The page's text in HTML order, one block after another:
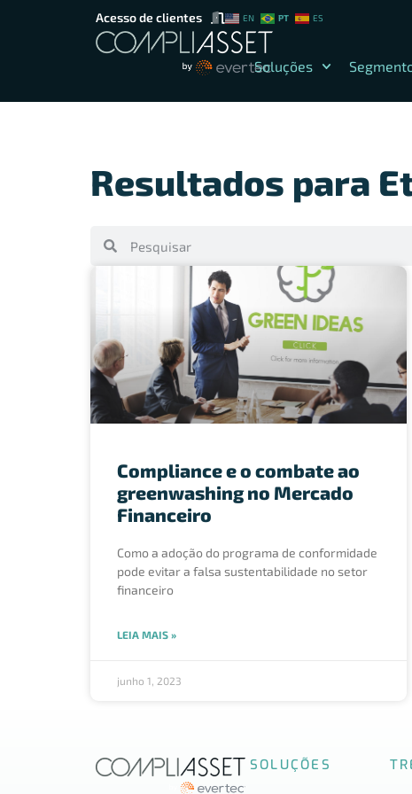
Acesso de clientes EN PT ES
Soluções
Resultados para
Compliance e o combate ao
greenwashing no Mercado
Financeiro
Como a adoção do programa de conformidade
pode evitar a falsa sustentabilidade no setor
financeiro
LEIA MAIS »
junho 1, 2023
SOLUÇÕES